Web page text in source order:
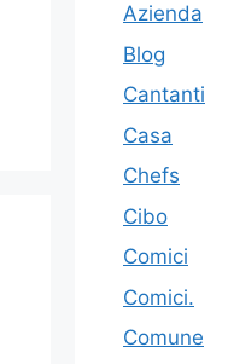
Azienda
Blog
Cantanti
Casa
Chefs
Cibo
Comici
Comici.
Comune